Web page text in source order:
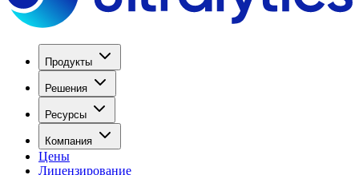
Продукты
Решения
Ресурсы
Компания
Цены
Лицензирование